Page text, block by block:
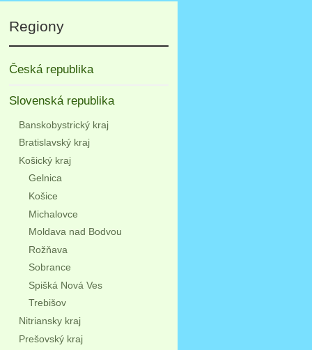
Regiony
Česká republika
Slovenská republika
Banskobystrický kraj
Bratislavský kraj
Košický kraj
Gelnica
Košice
Michalovce
Moldava nad Bodvou
Rožňava
Sobrance
Spišká Nová Ves
Trebišov
Nitriansky kraj
Prešovský kraj